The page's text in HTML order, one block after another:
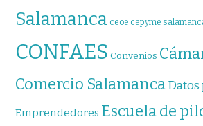
Salamanca ceoe cepyme
CONFAES Convenios
Comercio SalamancaDatos
Emprendedores Escuela de